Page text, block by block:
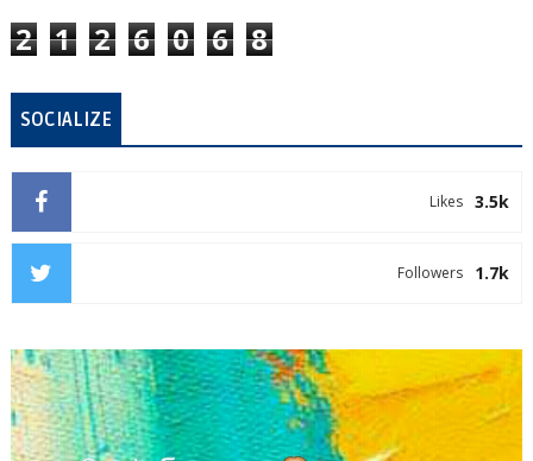
2 1 2 6 0 6 8
SOCIALIZE
3.5k
Likes
1.7k
Followers